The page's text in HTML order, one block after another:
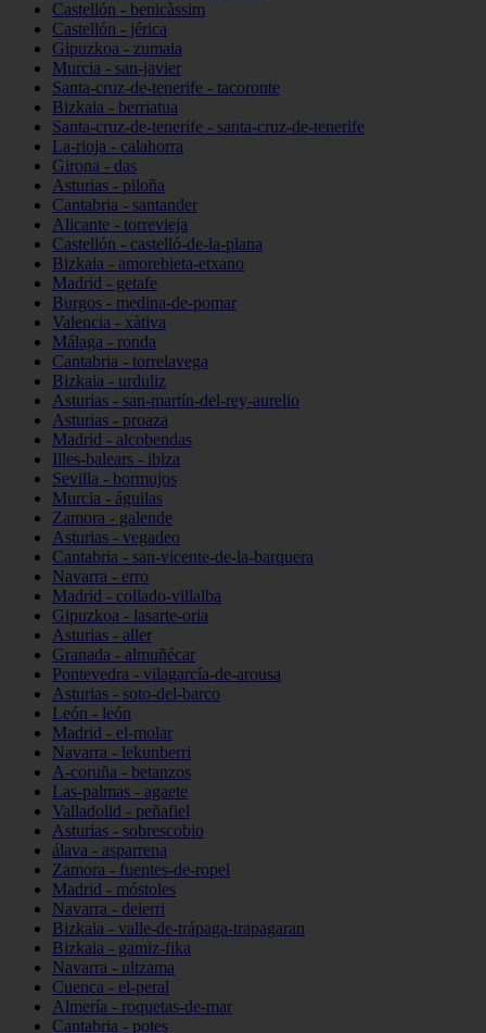
Castellón - benicàssim
Castellón - jérica
Gipuzkoa - zumaia
Murcia - san-javier
Santa-cruz-de-tenerife - tacoronte
Bizkaia - berriatua
Santa-cruz-de-tenerife - santa-cruz-de-tenerife
La-rioja - calahorra
Girona - das
Asturias - piloña
Cantabria - santander
Alicante - torrevieja
Castellón - castelló-de-la-plana
Bizkaia - amorebieta-etxano
Madrid - getafe
Burgos - medina-de-pomar
Valencia - xàtiva
Málaga - ronda
Cantabria - torrelavega
Bizkaia - urduliz
Asturias - san-martín-del-rey-aurelio
Asturias - proaza
Madrid - alcobendas
Illes-balears - ibiza
Sevilla - bormujos
Murcia - águilas
Zamora - galende
Asturias - vegadeo
Cantabria - san-vicente-de-la-barquera
Navarra - erro
Madrid - collado-villalba
Gipuzkoa - lasarte-oria
Asturias - aller
Granada - almuñécar
Pontevedra - vilagarcía-de-arousa
Asturias - soto-del-barco
León - león
Madrid - el-molar
Navarra - lekunberri
A-coruña - betanzos
Las-palmas - agaete
Valladolid - peñafiel
Asturias - sobrescobio
álava - asparrena
Zamora - fuentes-de-ropel
Madrid - móstoles
Navarra - deierri
Bizkaia - valle-de-trápaga-trapagaran
Bizkaia - gamiz-fika
Navarra - ultzama
Cuenca - el-peral
Almería - roquetas-de-mar
Cantabria - potes